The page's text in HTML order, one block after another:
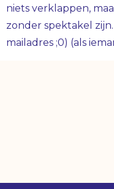
niets verklappen,
zonder spektakel
mailadres ;0) (als